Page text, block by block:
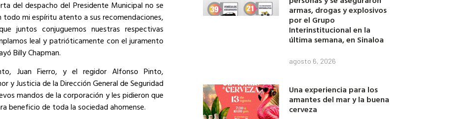
del despacho del Presidente Municipal no se
mi espíritu atento a sus recomendaciones,
juntos conjuguemos nuestras respectivas
leal y patrióticamente con el juramento
Billy Chapman.
Juan Fierro, y el regidor Alfonso Pinto,
y Justicia de la Dirección General de Seguridad
mandos de la corporación y les pidieron que
beneficio de toda la sociedad ahomense.
armas, drogas y explosivos
por el Grupo
Interinstitucional en la
última semana, en Sinaloa
agosto 6, 2026
Una experiencia para los
amantes del mar y la buena
cerveza